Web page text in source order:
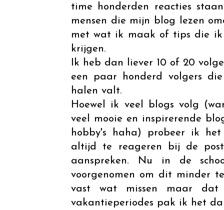
time honderden reacties
mensen die mijn blog lezen
met wat ik maak of tips die
krijgen.
Ik heb dan liever 10 of 20
een paar honderd volgers
halen valt.
Hoewel ik veel blogs volg
veel mooie en inspirerende
hobby's haha) probeer ik
altijd te reageren bij de
aanspreken. Nu in de
voorgenomen om dit minder
vast wat missen maar
vakantieperiodes pak ik het